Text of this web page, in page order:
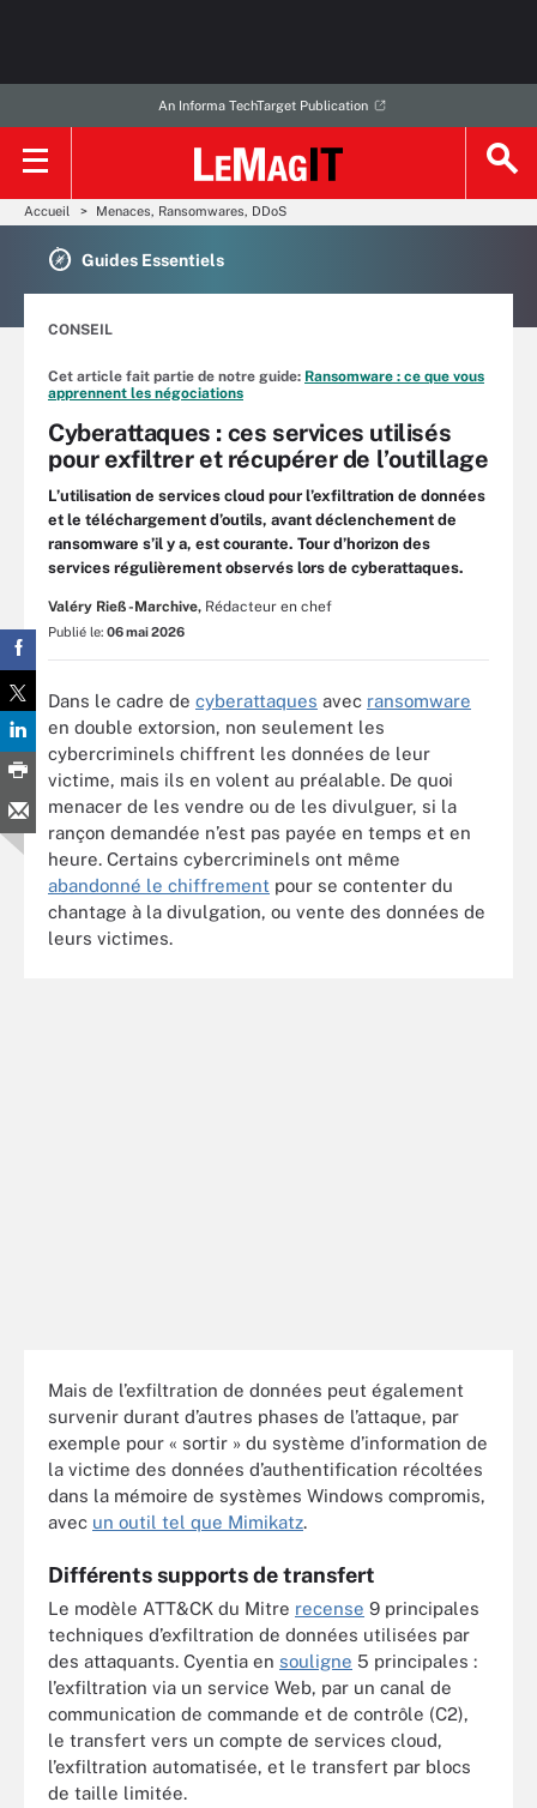
An Informa TechTarget Publication
Accueil Menaces, Ransomwares, DDoS
Guides Essentiels
CONSEIL
Cet article fait partie de notre guide: Ransomware : ce que vous
apprennent les négociations
Cyberattaques : ces services utilisés
pour exfiltrer et récupérer de l’outillage
L’utilisation de services cloud pour l’exfiltration de données
et le téléchargement d’outils, avant déclenchement de
ransomware s’il y a, est courante. Tour d’horizon des
services régulièrement observés lors de cyberattaques.
Valéry Rieß-Marchive, Rédacteur en chef
Publié le: 06 mai 2026
Dans le cadre de cyberattaques avec ransomware
en double extorsion, non seulement les
cybercriminels chiffrent les données de leur
victime, mais ils en volent au préalable. De quoi
menacer de les vendre ou de les divulguer, si la
rançon demandée n’est pas payée en temps et en
heure. Certains cybercriminels ont même
abandonné le chiffrement pour se contenter du
chantage à la divulgation, ou vente des données de
leurs victimes.
Mais de l’exfiltration de données peut également
survenir durant d’autres phases de l’attaque, par
exemple pour « sortir » du système d’information de
la victime des données d’authentification récoltées
dans la mémoire de systèmes Windows compromis,
avec un outil tel que Mimikatz.
Différents supports de transfert
Le modèle ATT&CK du Mitre recense 9 principales
techniques d’exfiltration de données utilisées par
des attaquants. Cyentia en souligne 5 principales :
l’exfiltration via un service Web, par un canal de
communication de commande et de contrôle (C2),
le transfert vers un compte de services cloud,
l’exfiltration automatisée, et le transfert par blocs
de taille limitée.